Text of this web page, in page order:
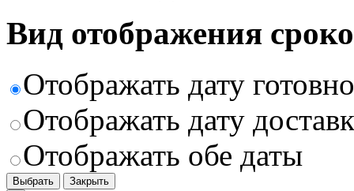
Вид отображения
Отображать дату
Отображать дату
Отображать обе даты
Выбрать
Закрыть